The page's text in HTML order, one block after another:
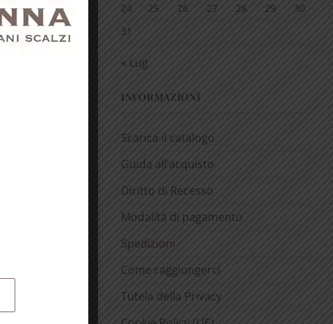
24
25 26 27 28 29
30
31
« Lug
INFORMAZIONI
Scarica il catalogo
Guida all’acquisto
Diritto di Recesso
Modalità di pagamento
Spedizioni
Come raggiungerci
Tutela della Privacy